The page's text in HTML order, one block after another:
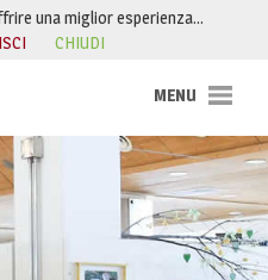
una miglior esperienza…
CHIUDI